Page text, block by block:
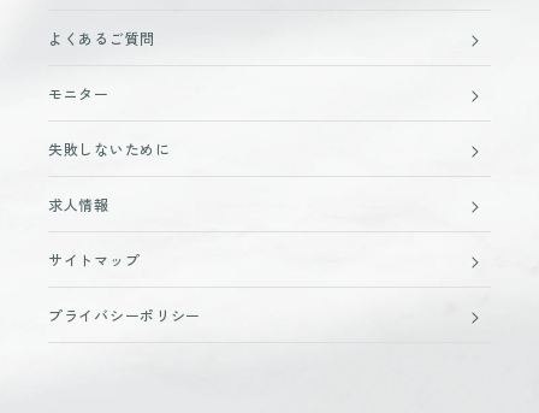
よくあるご質問
モニター
失敗しないために
求人情報
サイトマップ
プライバシーポリシー